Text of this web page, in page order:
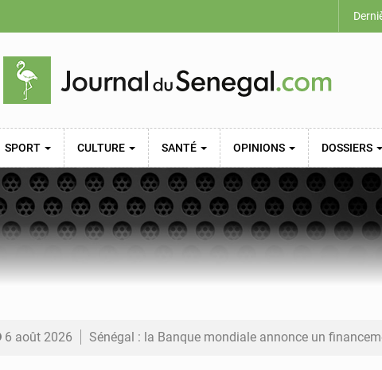
SPORT CULTURE SANTÉ OPINIONS DOSSIERS
6 août 2026 Sénégal : la Banque mondiale annonce un financement de 340 milliards FCFA pour soutenir les priorités de